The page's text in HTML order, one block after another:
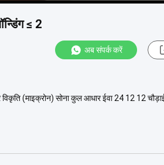
≤ 2
अब संपर्क करें
(माइक्रोन) सोना कुल आधार ईवा 24 12 12